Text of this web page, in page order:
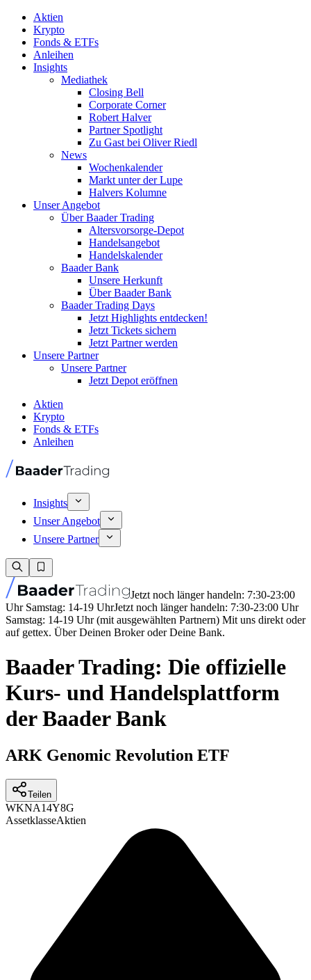
Aktien
Krypto
Fonds & ETFs
Anleihen
Insights
Mediathek
Closing Bell
Corporate Corner
Robert Halver
Partner Spotlight
Zu Gast bei Oliver Riedl
News
Wochenkalender
Markt unter der Lupe
Halvers Kolumne
Unser Angebot
Über Baader Trading
Altersvorsorge-Depot
Handelsangebot
Handelskalender
Baader Bank
Unsere Herkunft
Über Baader Bank
Baader Trading Days
Jetzt Highlights entdecken!
Jetzt Tickets sichern
Jetzt Partner werden
Unsere Partner
Unsere Partner
Jetzt Depot eröffnen
Aktien
Krypto
Fonds & ETFs
Anleihen
Insights
Unser Angebot
Unsere Partner
Jetzt noch länger handeln: 7:30-23:00
Uhr Samstag: 14-19 UhrJetzt noch länger handeln: 7:30-23:00 Uhr
Samstag: 14-19 Uhr (mit ausgewählten Partnern) Mit uns direkt oder
auf gettex. Über Deinen Broker oder Deine Bank.
Baader Trading: Die offizielle
Kurs- und Handelsplattform
der Baader Bank
ARK Genomic Revolution ETF
Teilen
WKNA14Y8G
AssetklasseAktien